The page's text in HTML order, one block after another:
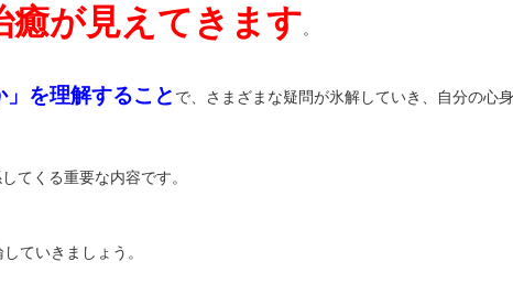
癒が見えてきます。
」を理解すること で、さまざまな疑問が氷解していき、自分の心
てくる重要な内容です。
ていきましょう。